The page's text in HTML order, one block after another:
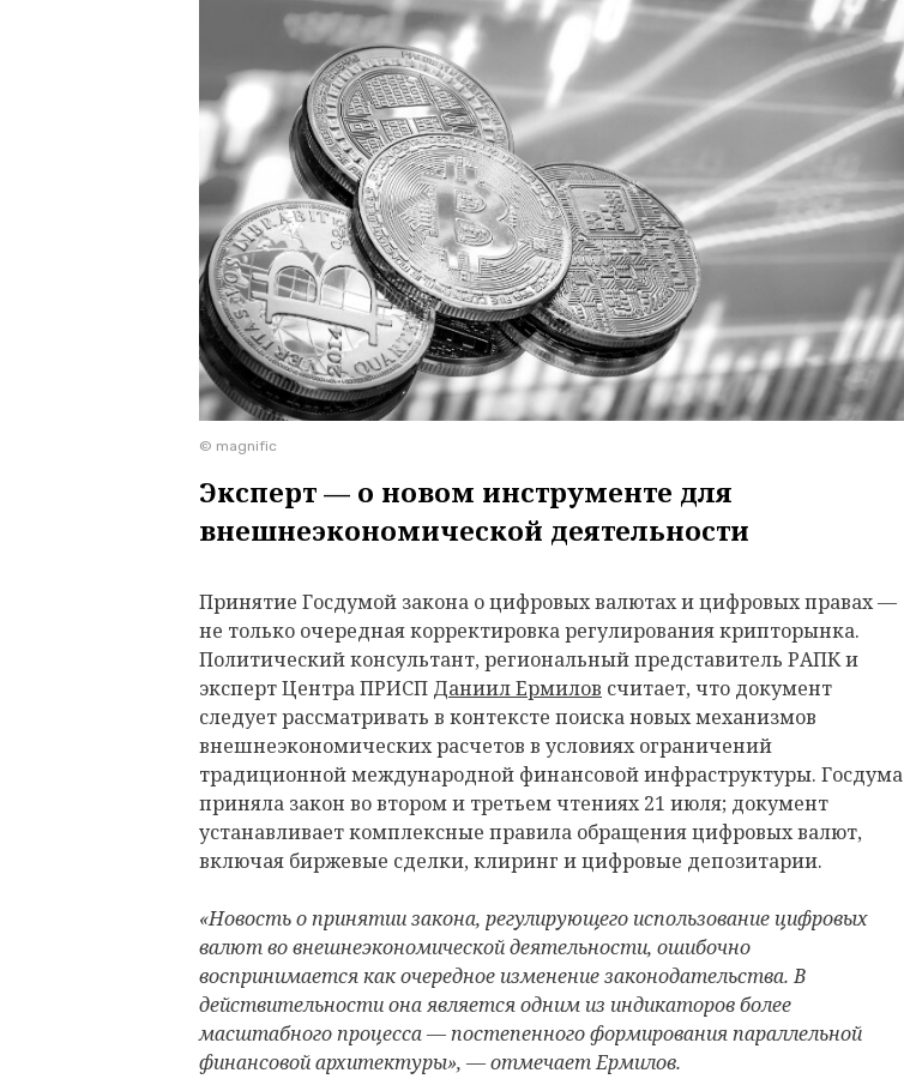
© magnific
Эксперт — о новом инструменте для
внешнеэкономической деятельности
Принятие Госдумой закона о цифровых валютах и цифровых правах —
не только очередная корректировка регулирования крипторынка.
Политический консультант, региональный представитель РАПК и
эксперт Центра ПРИСП Даниил Ермилов считает, что документ
следует рассматривать в контексте поиска новых механизмов
внешнеэкономических расчетов в условиях ограничений
традиционной международной финансовой инфраструктуры. Госдума
приняла закон во втором и третьем чтениях 21 июля; документ
устанавливает комплексные правила обращения цифровых валют,
включая биржевые сделки, клиринг и цифровые депозитарии.
«Новость о принятии закона, регулирующего использование цифровых
валют во внешнеэкономической деятельности, ошибочно
воспринимается как очередное изменение законодательства. В
действительности она является одним из индикаторов более
масштабного процесса — постепенного формирования параллельной
финансовой архитектуры», — отмечает Ермилов.